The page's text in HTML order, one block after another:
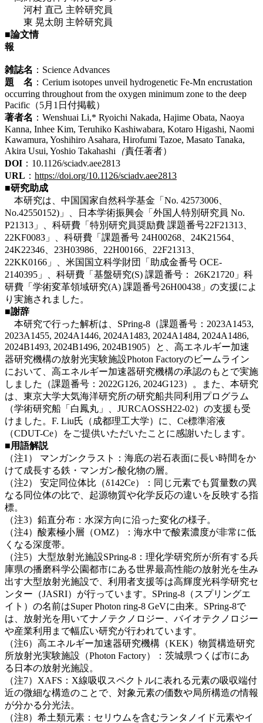
河村 直己 主幹研究員
東 晃太朗 主幹研究員
■論文情
報
雑誌名 ：Science Advances
題 名 ：Cerium isotopes unveil hydrogenetic Fe-Mn encrustation
occurring throughout from the oxygen minimum zone to the deep
Pacific（5月1日付掲載）
著者名 ：Wenshuai Li,* Ryoichi Nakada, Hajime Obata, Naoya
Kanna, Inhee Kim, Teruhiko Kashiwabara, Kotaro Higashi, Naomi
Kawamura, Yoshihiro Asahara, Hirofumi Tazoe, Masato Tanaka,
Akira Usui, Yoshio Takahashi （責任著者）
DOI ：10.1126/sciadv.aee2813
URL ： https://doi.org/10.1126/sciadv.aee2813
■研究助成
本研究は、中国国家自然科学基金「No. 42573006、
No.42550152)」、日本学術振興会「外国人特別研究員 No.
P21313」、科研費「特別研究員奨励費 課題番号22F21313、
22KF0083」、科研費「課題番号 24H00268、24K21564、
24K22346、23H03986、22H00166、22F21313、
22KK0166」、米国国立科学財団「助成金番号 OCE-
2140395」、科研費「基盤研究(S) 課題番号： 26K21720」科
研費「学術変革領域研究(A) 課題番号26H00438」の支援によ
り実施されました。
■謝辞
本研究で行った解析は、SPring-8（課題番号：2023A1453,
2023A1455, 2024A1446, 2024A1483, 2024A1484, 2024A1486,
2024B1493, 2024B1496, 2024B1905）と、高エネルギー加速
器研究機構の放射光実験施設Photon Factoryのビームライン
において、高エネルギー加速器研究機構の承認のもとで実施
しました（課題番号：2022G126, 2024G123）。また、本研究
は、東京大学大気海洋研究所の研究船共同利用プログラム
（学術研究船「白鳳丸」、JURCAOSSH22-02）の支援も受
けました。F. Liu氏（成都理工大学）に、Ce標準溶液
（CDUT-Ce）をご提供いただいたことに感謝いたします。
■用語解説
（注1） マンガンクラスト：海底の岩石表面に長い時間をか
けて成長する鉄・マンガン酸化物の層。
（注2） 安定同位体比（δ142Ce）：同じ元素でも質量数の異
なる同位体の比で、起源物質や化学反応の違いを反映する指
標。
（注3）鉛直分布：水深方向に沿った変化の様子。
（注4）酸素極小層（OMZ）：海水中で酸素濃度が非常に低
くなる深度帯。
（注5）大型放射光施設SPring-8：理化学研究所が所有する兵
庫県の播磨科学公園都市にある世界最高性能の放射光を生み
出す大型放射光施設で、利用者支援等は高輝度光科学研究セ
ンター（JASRI）が行っています。SPring-8（スプリングエ
イト）の名前はSuper Photon ring-8 GeVに由来。SPring-8で
は、放射光を用いてナノテクノロジー、バイオテクノロジー
や産業利用まで幅広い研究が行われています。
（注6）高エネルギー加速器研究機構（KEK）物質構造研究
所放射光実験施設（Photon Factory）：茨城県つくば市にあ
る日本の放射光施設。
（注7）XAFS：X線吸収スペクトルに表れる元素の吸収端付
近の微細な構造のことで、対象元素の価数や局所構造の情報
が分かる分光法。
（注8）希土類元素：セリウムを含むランタノイド元素やイ